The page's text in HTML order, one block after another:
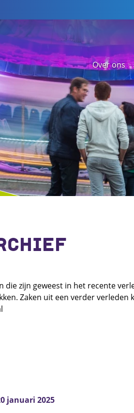
Over ons
die zijn geweest in het recente
Zaken uit een verder verleden
januari 2025